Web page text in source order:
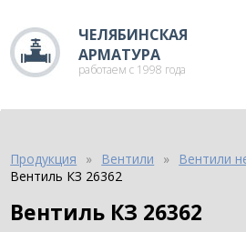
ЧЕЛЯБИНСКАЯ
АРМАТУРА
работаем с 1998 года
Продукция Вентили
Вентили
Вентиль КЗ 26362
Вентиль КЗ 26362